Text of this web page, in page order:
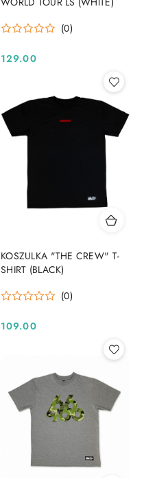
(0)
Cena:
129.00
KOSZULKA "THE CREW" T-
SHIRT (BLACK)
(0)
Cena:
109.00